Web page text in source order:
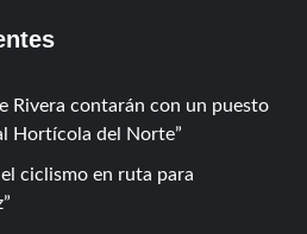
Rivera contarán con un puesto
Hortícola del Norte
ciclismo en ruta para